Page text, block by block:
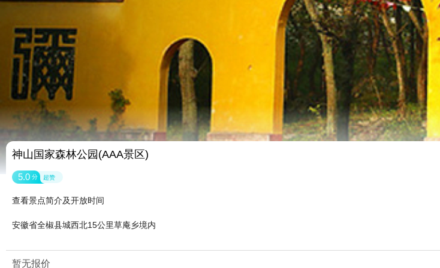
神山国家森林公园(AAA景区)
5.0 分 超赞
查看景点简介及开放时间
安徽省全椒县城西北15公里草庵乡境内
暂无报价